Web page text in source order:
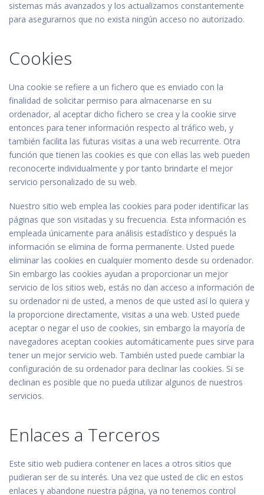
sistemas más avanzados y los actualizamos constantemente
para asegurarnos que no exista ningún acceso no autorizado.
Cookies
Una cookie se refiere a un fichero que es enviado con la
finalidad de solicitar permiso para almacenarse en su
ordenador, al aceptar dicho fichero se crea y la cookie sirve
entonces para tener información respecto al tráfico web, y
también facilita las futuras visitas a una web recurrente. Otra
función que tienen las cookies es que con ellas las web pueden
reconocerte individualmente y por tanto brindarte el mejor
servicio personalizado de su web.
Nuestro sitio web emplea las cookies para poder identificar las
páginas que son visitadas y su frecuencia. Esta información es
empleada únicamente para análisis estadístico y después la
información se elimina de forma permanente. Usted puede
eliminar las cookies en cualquier momento desde su ordenador.
Sin embargo las cookies ayudan a proporcionar un mejor
servicio de los sitios web, estás no dan acceso a información de
su ordenador ni de usted, a menos de que usted así lo quiera y
la proporcione directamente, visitas a una web. Usted puede
aceptar o negar el uso de cookies, sin embargo la mayoría de
navegadores aceptan cookies automáticamente pues sirve para
tener un mejor servicio web. También usted puede cambiar la
configuración de su ordenador para declinar las cookies. Si se
declinan es posible que no pueda utilizar algunos de nuestros
servicios.
Enlaces a Terceros
Este sitio web pudiera contener en laces a otros sitios que
pudieran ser de su interés. Una vez que usted de clic en estos
enlaces y abandone nuestra página, ya no tenemos control